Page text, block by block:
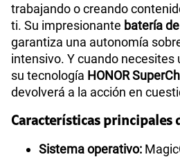
trabajando o creando
ti. Su impresionante batería
garantiza una autonomía
intensivo. Y cuando necesites
su tecnología HONOR
devolverá a la acción en
Características principales
Sistema operativo: